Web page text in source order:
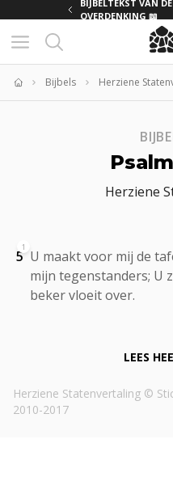
BIJBELTEKST VAN
OVERDENKING 📖
Home
Bijbels Herziene
Herziene
5
1
U maakt voor mij de
mijn tegenstanders; U
beker vloeit over.
LEES
Herziene Statenvertaling ©
2010-2017